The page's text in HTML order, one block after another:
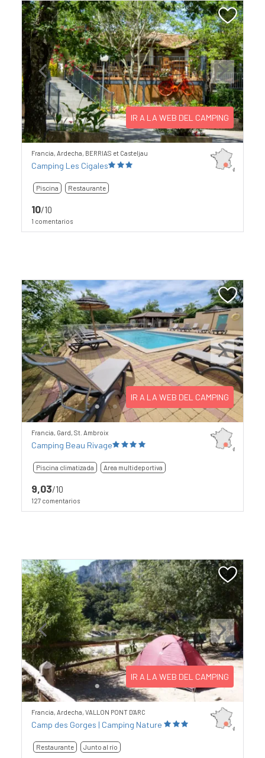
Previous Next
IR A LA WEB DEL CAMPING
Francia, Ardecha, BERRIAS et Casteljau
Camping Les Cigales
Piscina Restaurante
10/10
1 comentarios
Previous Next
IR A LA WEB DEL CAMPING
Francia, Gard, St. Ambroix
Camping Beau Rivage
Piscina climatizada Area multideportiva
9,03/10
127 comentarios
Previous Next
IR A LA WEB DEL CAMPING
Francia, Ardecha, VALLON PONT D'ARC
Camp des Gorges | Camping Nature
Restaurante Junto al río